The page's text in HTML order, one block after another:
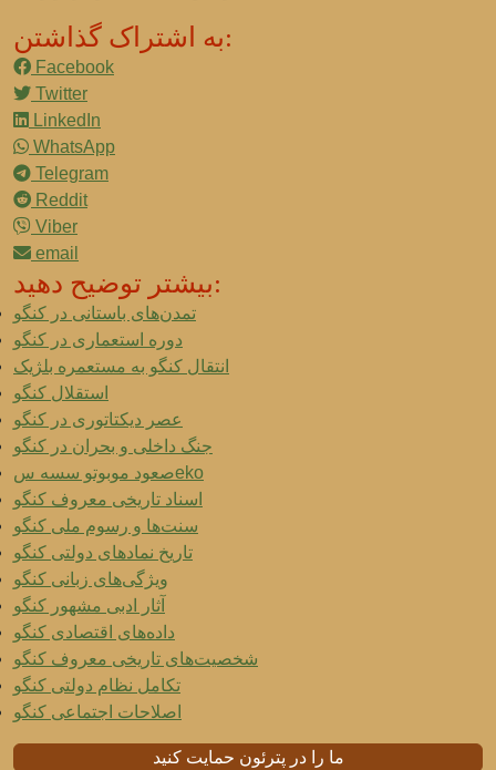
به اشتراک گذاشتن:
Facebook
Twitter
LinkedIn
WhatsApp
Telegram
Reddit
Viber
email
بیشتر توضیح دهید:
تمدن‌های باستانی در کنگو
دوره استعماری در کنگو
انتقال کنگو به مستعمره بلژیک
استقلال کنگو
عصر دیکتاتوری در کنگو
جنگ داخلی و بحران در کنگو
صعود موبوتو سسه سeko
اسناد تاریخی معروف کنگو
سنت‌ها و رسوم ملی کنگو
تاریخ نمادهای دولتی کنگو
ویژگی‌های زبانی کنگو
آثار ادبی مشهور کنگو
داده‌های اقتصادی کنگو
شخصیت‌های تاریخی معروف کنگو
تکامل نظام دولتی کنگو
اصلاحات اجتماعی کنگو
ما را در پترئون حمایت کنید